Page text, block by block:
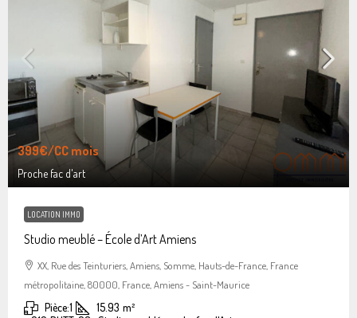
399€/CC mois
Proche fac d'art
LOCATION IMMO
Studio meublé – École d’Art Amiens
XX, Rue des Teinturiers, Amiens, Somme, Hauts-de-France, France
métropolitaine, 80000, France, Amiens - Saint-Maurice
Pièce:1 15.93 m²